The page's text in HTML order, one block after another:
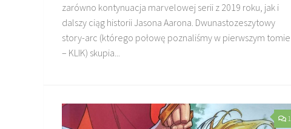
zarówno kontynuacja marvelowej serii z 2019 roku, jak i
dalszy ciąg historii Jasona Aarona. Dwunastozeszytowy
story-arc (którego połowę poznaliśmy w pierwszym tomie
– KLIK) skupia...
1